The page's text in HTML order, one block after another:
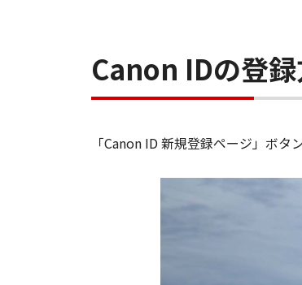
Canon IDの登
「Canon ID 新規登録ページ」ボタ